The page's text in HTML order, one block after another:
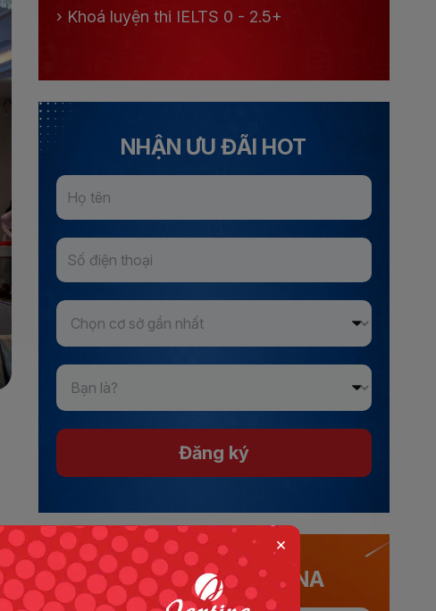
› Khoá luyện thi IELTS 0 - 2.5+
NHẬN ƯU ĐÃI HOT
Đăng ký
KẾT NỐI VỚI JAXTINA
×